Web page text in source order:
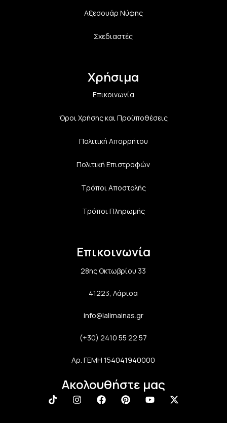
Αξεσουάρ Νύφης
Σχεδιαστές
Χρήσιμα
Επικοινωνία
Όροι Χρήσης και Προϋποθέσεις
Πολιτική Aπορρήτου
Πολιτική Επιστροφών
Τρόποι Αποστολής
Τρόποι Πληρωμής
Επικοινωνία
28ης Οκτωβρίου 33
41223, Λάρισα
info@lalimainas.gr
(+30) 2410 55 22 57
Αρ. ΓΕΜΗ 154041940000
Ακολουθήστε μας